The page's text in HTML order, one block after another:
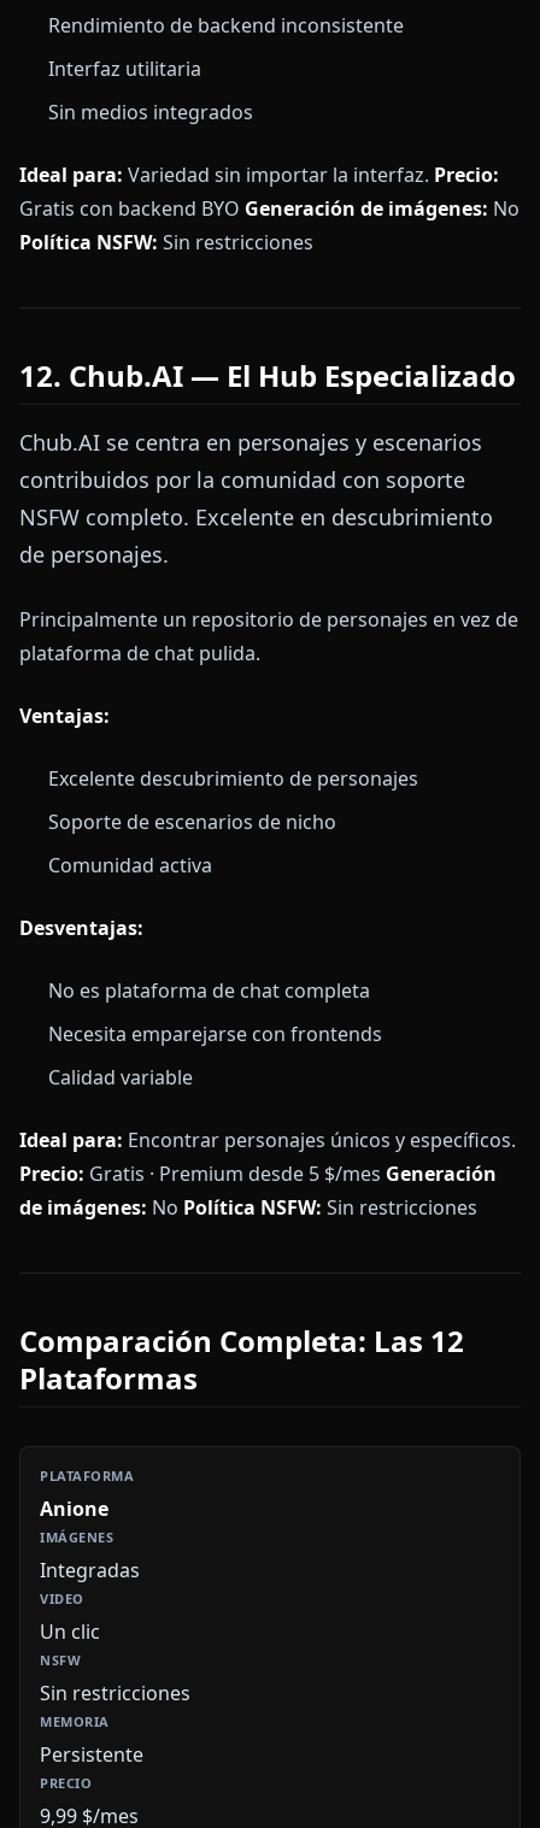
Rendimiento de backend inconsistente
Interfaz utilitaria
Sin medios integrados
Ideal para: Variedad sin importar la interfaz. Precio:
Gratis con backend BYO Generación de imágenes: No
Política NSFW: Sin restricciones
12. Chub.AI — El Hub Especializado
Chub.AI se centra en personajes y escenarios
contribuidos por la comunidad con soporte
NSFW completo. Excelente en descubrimiento
de personajes.
Principalmente un repositorio de personajes en vez de
plataforma de chat pulida.
Ventajas:
Excelente descubrimiento de personajes
Soporte de escenarios de nicho
Comunidad activa
Desventajas:
No es plataforma de chat completa
Necesita emparejarse con frontends
Calidad variable
Ideal para: Encontrar personajes únicos y específicos.
Precio: Gratis · Premium desde 5 $/mes Generación
de imágenes: No Política NSFW: Sin restricciones
Comparación Completa: Las 12
Plataformas
Anione
Integradas
Un clic
Sin restricciones
Persistente
9,99 $/mes